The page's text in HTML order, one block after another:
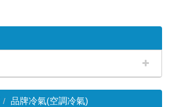
品牌冷氣(空調冷氣)